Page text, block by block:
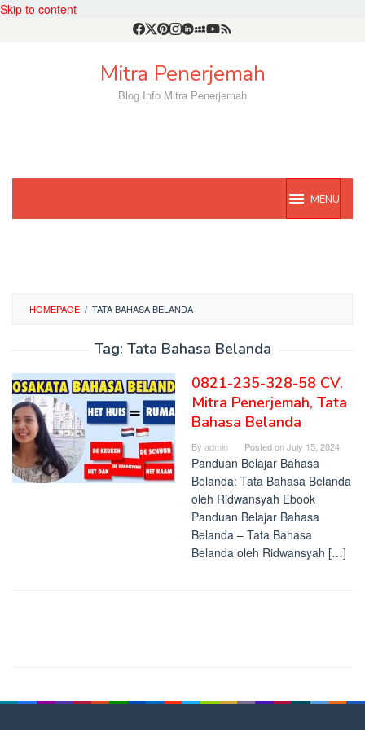
Skip to content
Mitra Penerjemah
Blog Info Mitra Penerjemah
MENU
HOMEPAGE / TATA BAHASA BELANDA
Tag: Tata Bahasa Belanda
0821-235-328-58 CV.
Mitra Penerjemah, Tata
Bahasa Belanda
By admin Posted onJuly 15, 2024
Panduan Belajar Bahasa
Belanda: Tata Bahasa Belanda
oleh Ridwansyah Ebook
Panduan Belajar Bahasa
Belanda – Tata Bahasa
Belanda oleh Ridwansyah […]